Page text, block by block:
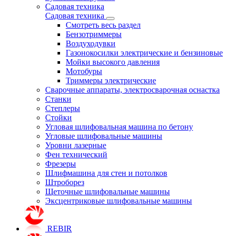
Садовая техника
Садовая техника
Смотреть весь раздел
Бензотриммеры
Воздуходувки
Газонокосилки электрические и бензиновые
Мойки высокого давления
Мотобуры
Триммеры электрические
Сварочные аппараты, электросварочная оснастка
Станки
Степлеры
Стойки
Угловая шлифовальная машина по бетону
Угловые шлифовальные машины
Уровни лазерные
Фен технический
Фрезеры
Шлифмашина для стен и потолков
Штроборез
Щеточные шлифовальные машины
Эксцентриковые шлифовальные машины
REBIR